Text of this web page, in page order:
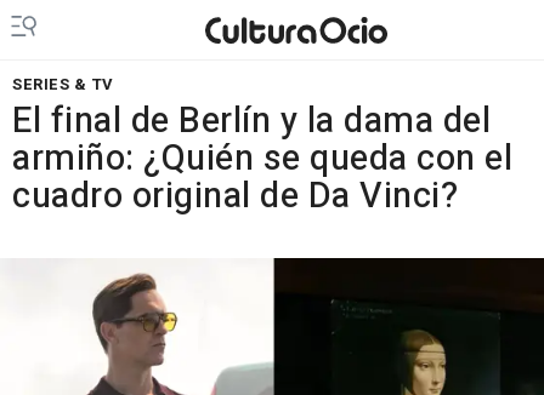
SERIES & TV
El final de Berlín y la dama del
armiño: ¿Quién se queda con el
cuadro original de Da Vinci?